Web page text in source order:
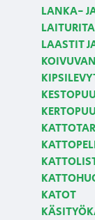
LANKA-
LAASTIT
KESTOPUU
KATOT